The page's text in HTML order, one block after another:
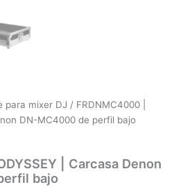
para mixer DJ / FRDNMC4000 |
DN-MC4000 de perfil bajo
| Carcasa Denon
bajo